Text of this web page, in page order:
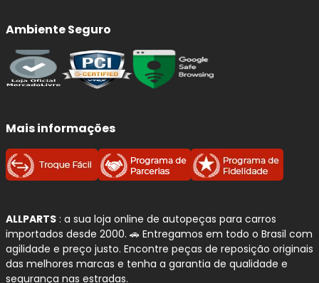
Ambiente Seguro
Mais informações
ALLPARTS : a sua loja online de autopeças para carros
importados desde 2000. 🚗 Entregamos em todo o Brasil com
agilidade e preço justo. Encontre peças de reposição originais
das melhores marcas e tenha a garantia de qualidade e
segurança nas estradas.